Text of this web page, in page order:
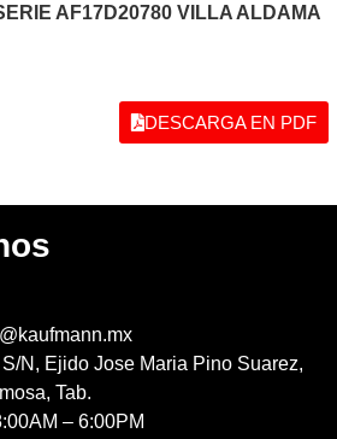
AF17D20780 VILLA ALDAMA
DESCARGA EN PDF
N, Ejido Jose Maria Pino Suarez,
Tab.
– 6:00PM